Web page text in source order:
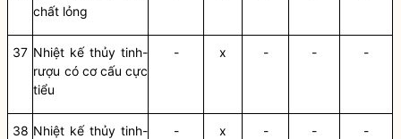
chất lỏng
37 Nhiệt kế thủy tinh-
rượu có cơ cấu cực
tiểu
- x - - -
38 Nhiệt kế thủy tinh-
- x - - -